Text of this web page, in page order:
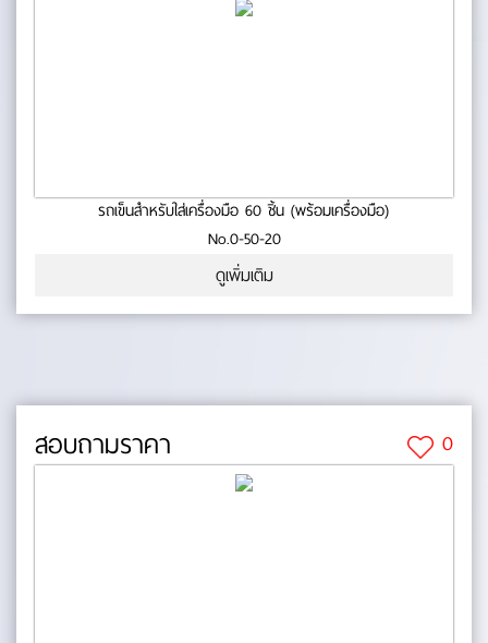
รถเข็นสำหรับใส่เครื่องมือ 60 ชิ้น (พร้อมเครื่องมือ)
No.0-50-20
ดูเพิ่มเติม
สอบถามราคา 0